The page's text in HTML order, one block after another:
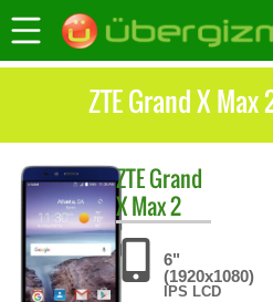
ZTE Grand X
ZTEGrand
X Max 2
6"
(1920x1080)
IPS LCD